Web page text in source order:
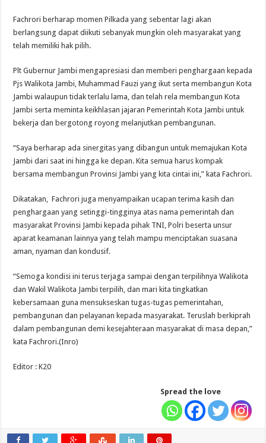
Fachrori berharap momen Pilkada yang sebentar lagi akan
berlangsung dapat diikuti sebanyak mungkin oleh masyarakat yang
telah memiliki hak pilih.
Plt Gubernur Jambi mengapresiasi dan memberi penghargaan kepada
Pjs Walikota Jambi, Muhammad Fauzi yang ikut serta membangun Kota
Jambi walaupun tidak terlalu lama, dan telah rela membangun Kota
Jambi serta meminta keikhlasan jajaran Pemerintah Kota Jambi untuk
bekerja dan bergotong royong melanjutkan pembangunan.
“Saya berharap ada sinergitas yang dibangun untuk memajukan Kota
Jambi dari saat ini hingga ke depan. Kita semua harus kompak
bersama membangun Provinsi Jambi yang kita cintai ini,” kata Fachrori.
Dikatakan, Fachrori juga menyampaikan ucapan terima kasih dan
penghargaan yang setinggi-tingginya atas nama pemerintah dan
masyarakat Provinsi Jambi kepada pihak TNI, Polri beserta unsur
aparat keamanan lainnya yang telah mampu menciptakan suasana
aman, nyaman dan kondusif.
“Semoga kondisi ini terus terjaga sampai dengan terpilihnya Walikota
dan Wakil Walikota Jambi terpilih, dan mari kita tingkatkan
kebersamaan guna mensukseskan tugas-tugas pemerintahan,
pembangunan dan pelayanan kepada masyarakat. Teruslah berkiprah
dalam pembangunan demi kesejahteraan masyarakat di masa depan,”
kata Fachrori.(Inro)
Editor : K20
Spread the love